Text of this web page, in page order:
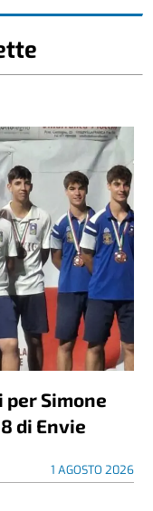
per Simone
di Envie
1 AGOSTO 2026